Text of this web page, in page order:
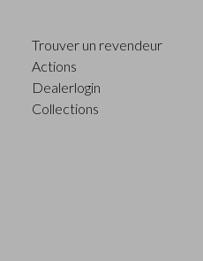
Trouver un revendeur
Actions
Dealerlogin
Collections